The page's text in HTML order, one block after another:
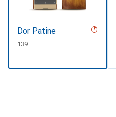
Dor Patine
CHF
139.–